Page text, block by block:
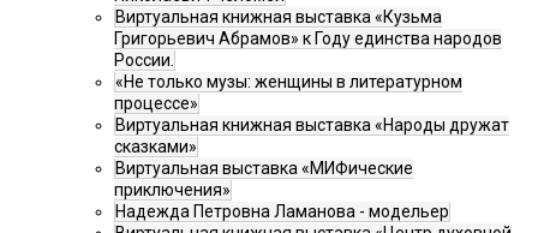
Виртуальная книжная выставка «Кузьма
Григорьевич Абрамов» к Году единства народов
России.
«Не только музы: женщины в литературном
процессе»
Виртуальная книжная выставка «Народы дружат
сказками»
Виртуальная выставка «МИФические
приключения»
Надежда Петровна Ламанова - модельер